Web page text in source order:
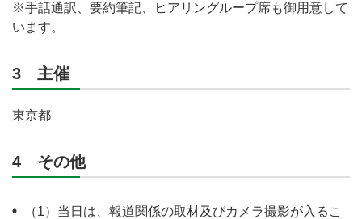
※手話通訳、要約筆記、ヒアリングループ席も御用意して
います。
3 主催
東京都
4 その他
（1）当日は、報道関係の取材及びカメラ撮影が入るこ